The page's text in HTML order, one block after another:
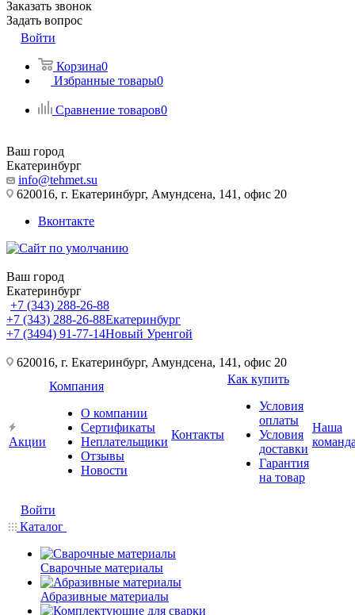
Заказать звонок
Задать вопрос
Войти
Корзина0
Избранные товары0
Сравнение товаров0
Ваш город
Екатеринбург
info@tehmet.su
620016, г. Екатеринбург, Амундсена, 141, офис 20
Вконтакте
Ваш город
Екатеринбург
+7 (343) 288-26-88
+7 (343) 288-26-88Екатеринбург
+7 (3494) 91-77-14Новый Уренгой
620016, г. Екатеринбург, Амундсена, 141, офис 20
Акции
Компания
О компании
Сертификаты
Неплательщики
Отзывы
Новости
Контакты
Как купить
Условия
оплаты
Условия
доставки
Гарантия
на товар
Наша
Войти
Каталог
Сварочные материалы
Абразивные материалы